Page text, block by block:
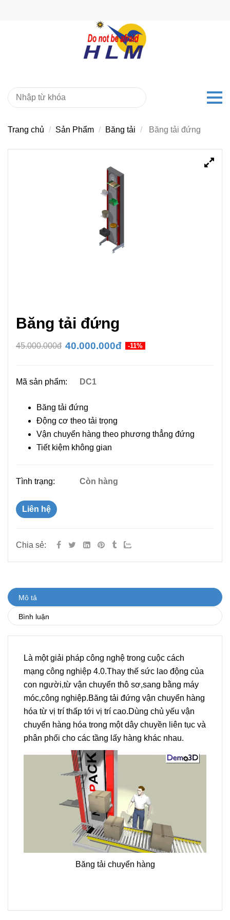
Băng tải đứng
45.000.000đ 40.000.000đ -11%
Mã sản phẩm: DC1
Băng tải đứng
Động cơ theo tải trọng
Vận chuyển hàng theo phương thẳng đứng
Tiết kiệm không gian
Tình trạng: Còn hàng
Liên hệ
Chia sẻ:
Mô tả
Bình luận
Là một giải pháp công nghệ trong cuộc cách
mạng công nghiệp 4.0.Thay thế sức lao động của
con người,từ vận chuyển thô sơ,sang bằng máy
móc,công nghiệp.Băng tải đứng vận chuyển hàng
hóa từ vị trí thấp tới vị trí cao.Dùng chủ yếu vận
chuyển hàng hóa trong một dây chuyền liên tục và
phân phối cho các tầng lấy hàng khác nhau.
Băng tải chuyển hàng
Trang chủ Sản Phẩm Băng tải Băng tải đứng